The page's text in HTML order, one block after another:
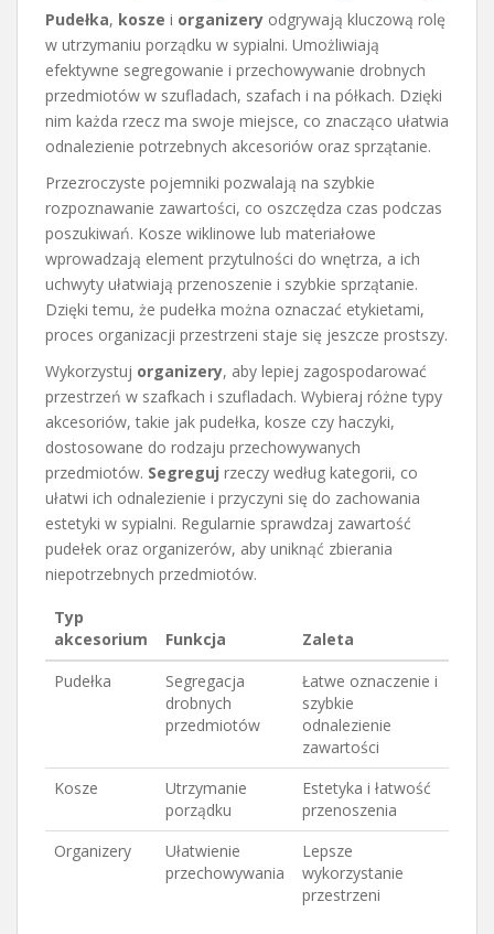
Pudełka, kosze i organizery odgrywają kluczową rolę
w utrzymaniu porządku w sypialni. Umożliwiają
efektywne segregowanie i przechowywanie drobnych
przedmiotów w szufladach, szafach i na półkach. Dzięki
nim każda rzecz ma swoje miejsce, co znacząco ułatwia
odnalezienie potrzebnych akcesoriów oraz sprzątanie.
Przezroczyste pojemniki pozwalają na szybkie
rozpoznawanie zawartości, co oszczędza czas podczas
poszukiwań. Kosze wiklinowe lub materiałowe
wprowadzają element przytulności do wnętrza, a ich
uchwyty ułatwiają przenoszenie i szybkie sprzątanie.
Dzięki temu, że pudełka można oznaczać etykietami,
proces organizacji przestrzeni staje się jeszcze prostszy.
Wykorzystuj organizery, aby lepiej zagospodarować
przestrzeń w szafkach i szufladach. Wybieraj różne typy
akcesoriów, takie jak pudełka, kosze czy haczyki,
dostosowane do rodzaju przechowywanych
przedmiotów. Segreguj rzeczy według kategorii, co
ułatwi ich odnalezienie i przyczyni się do zachowania
estetyki w sypialni. Regularnie sprawdzaj zawartość
pudełek oraz organizerów, aby uniknąć zbierania
niepotrzebnych przedmiotów.
Typ
akcesorium
Funkcja
Zaleta
Pudełka
Segregacja
drobnych
przedmiotów
Łatwe oznaczenie i
szybkie
odnalezienie
zawartości
Kosze
Utrzymanie
porządku
Estetyka i łatwość
przenoszenia
Organizery
Ułatwienie
przechowywania
Lepsze
wykorzystanie
przestrzeni